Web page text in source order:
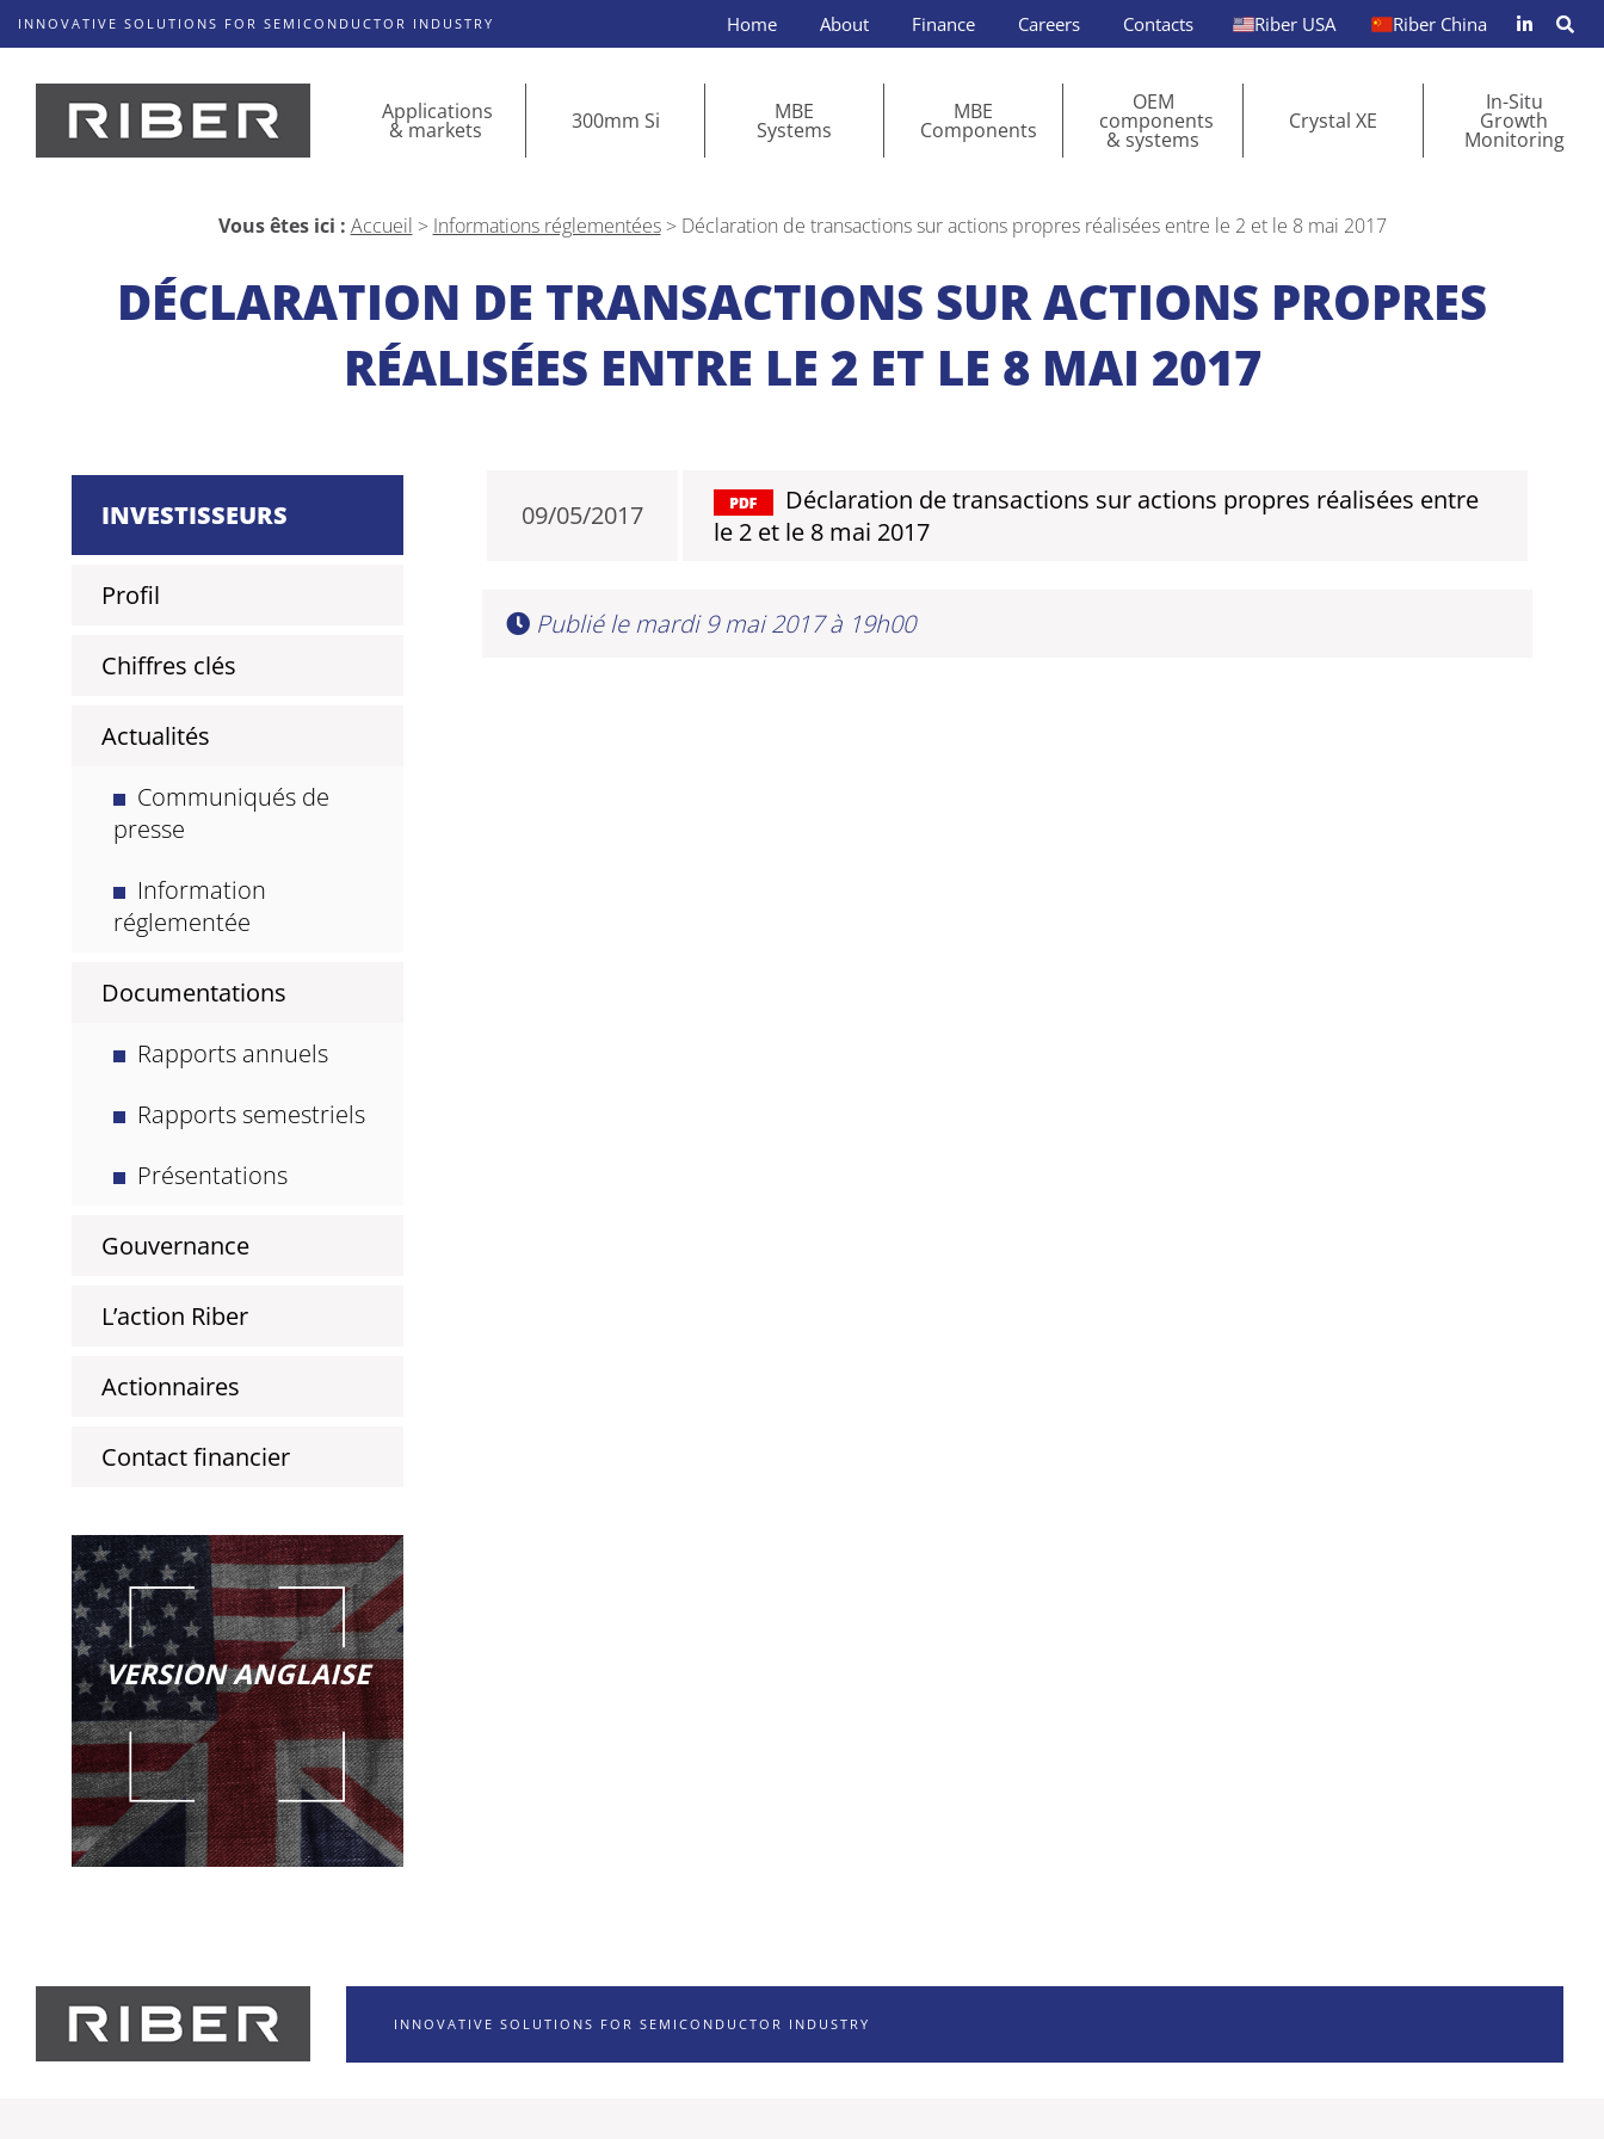
INNOVATIVE SOLUTIONS FOR SEMICONDUCTOR INDUSTRY Home About Finance Careers Contacts Riber USA Riber China
Applications
& markets 300mm Si MBE
Systems
MBE
Components
OEM
components
& systems
Crystal XE
In-Situ
Growth
Monitoring
Vous êtes ici : Accueil > Informations réglementées> Déclaration de transactions sur actions propres réalisées entre le 2 et le 8 mai 2017
DÉCLARATION DE TRANSACTIONS SUR ACTIONS PROPRES
RÉALISÉES ENTRE LE 2 ET LE 8 MAI 2017
INVESTISSEURS
Profil
Chiffres clés
Actualités
Communiqués de
presse
Information
réglementée
Documentations
Rapports annuels
Rapports semestriels
Présentations
Gouvernance
L’action Riber
Actionnaires
Contact financier
VERSION ANGLAISE
09/05/2017
Déclaration de transactions sur actions propres réalisées entre
le 2 et le 8 mai 2017
Publié le mardi 9 mai 2017 à 19h00
INNOVATIVE SOLUTIONS FOR SEMICONDUCTOR INDUSTRY